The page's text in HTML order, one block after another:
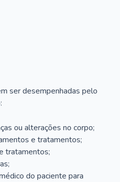
ser desempenhadas pelo
ou alterações no corpo;
e tratamentos;
tratamentos;
do paciente para